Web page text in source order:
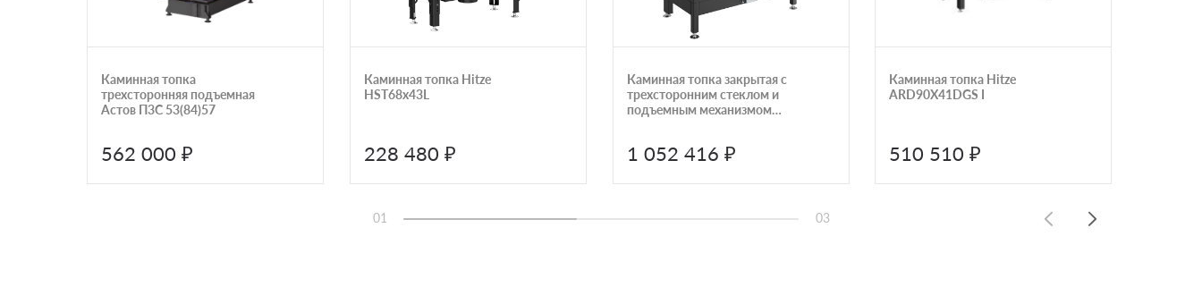
Каминная топка
трехсторонняя подъемная
Астов П3С 53(84)57
562 000 ₽
Каминная топка Hitze
HST68х43L
228 480 ₽
Каминная топка закрытая с
трехсторонним стеклом и
подъемным механизмом
1 052 416 ₽
Каминная топка Hitze
ARD90X41DGS I
510 510 ₽
01 03